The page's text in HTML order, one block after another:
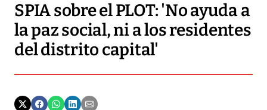
SPIA sobre el PLOT: 'No ayuda a
la paz social, ni a los residentes
del distrito capital'